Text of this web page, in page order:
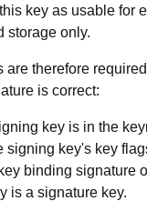
key as usable for
storage only.
therefore
is correct:
key is in the
signing key's key
binding signature
is a signature key.